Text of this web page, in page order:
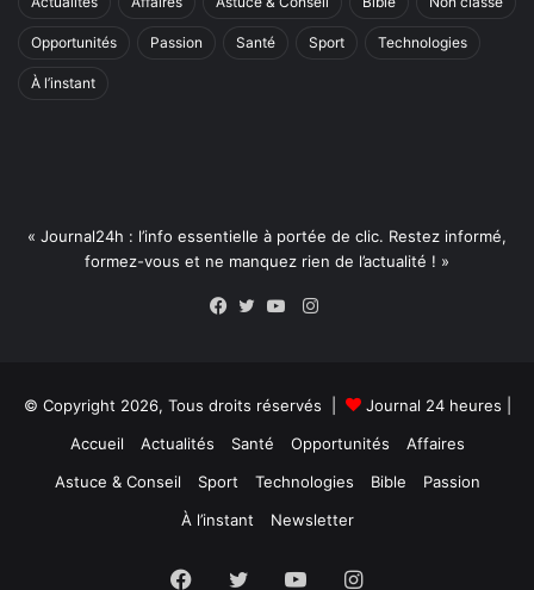
Opportunités Passion Santé Sport Technologies
À l’instant
« Journal24h : l’info essentielle à portée de clic. Restez informé,
formez-vous et ne manquez rien de l’actualité ! »
Instagram
© Copyright 2026, Tous droits réservés | Journal 24 heures
Accueil
Actualités Santé Opportunités
Affaires
Astuce & Conseil
Sport Technologies Bible
Passion
À l’instant
Newsletter
Facebook
TwitterYouTubeInstagram